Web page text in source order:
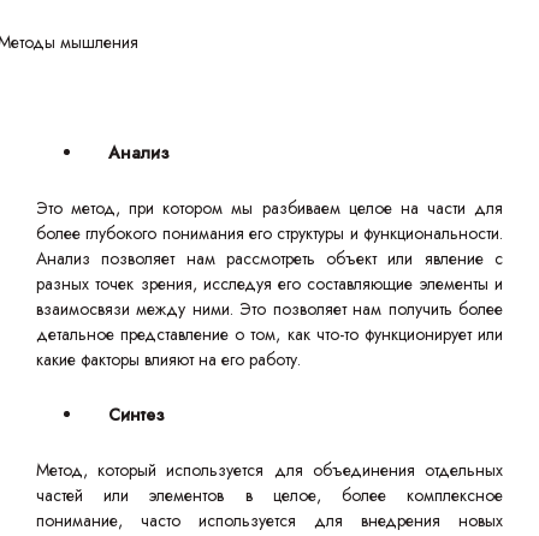
Анализ
Это метод, при котором мы разбиваем целое на части для
более глубокого понимания его структуры и функциональности.
Анализ позволяет нам рассмотреть объект или явление с
разных точек зрения, исследуя его составляющие элементы и
взаимосвязи между ними. Это позволяет нам получить более
детальное представление о том, как что-то функционирует или
какие факторы влияют на его работу.
Синтез
Метод, который используется для объединения отдельных
частей или элементов в целое, более комплексное
понимание, часто используется для внедрения новых